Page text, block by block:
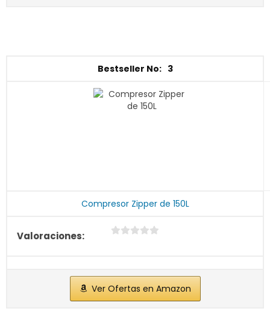
3
Compresor Zipper de 150L
Ver Ofertas en Amazon